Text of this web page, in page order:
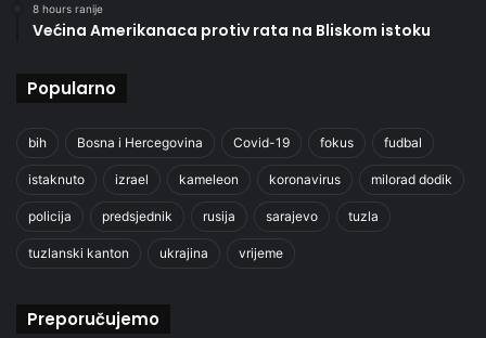
8 hours ranije
Većina Amerikanaca protiv rata na Bliskom istoku
Popularno
bih Bosna i Hercegovina Covid-19 fokus fudbal
istaknuto izrael kameleon koronavirus milorad dodik
policija predsjednik rusija sarajevo tuzla
tuzlanski kanton ukrajina vrijeme
Preporučujemo